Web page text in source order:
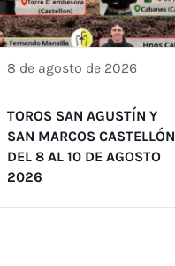
8 de agosto de 2026
TOROS SAN AGUSTÍN Y
SAN MARCOS CASTELLÓN
DEL 8 AL 10 DE AGOSTO
2026